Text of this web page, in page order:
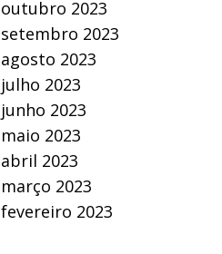
outubro 2023
setembro 2023
agosto 2023
julho 2023
junho 2023
maio 2023
abril 2023
março 2023
fevereiro 2023